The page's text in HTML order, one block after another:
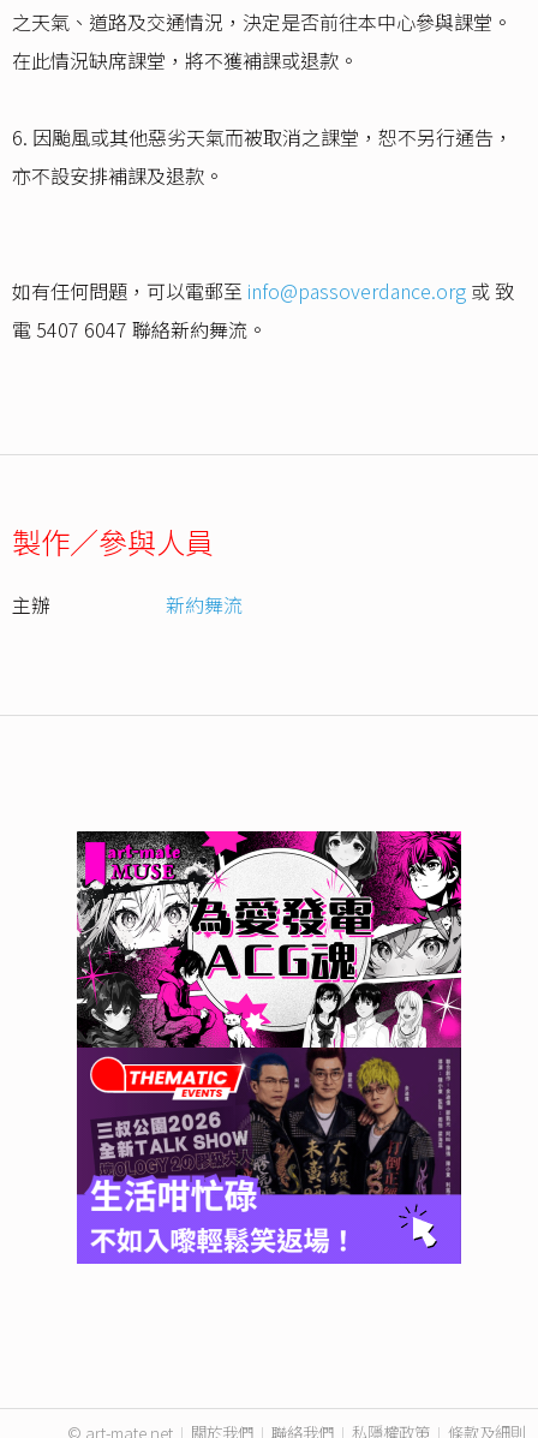
之天氣、道路及交通情況，決定是否前往本中心參與課堂。
在此情況缺席課堂，將不獲補課或退款。
6. 因颱風或其他惡劣天氣而被取消之課堂，恕不另行通告，
亦不設安排補課及退款。
如有任何問題，可以電郵至 info@passoverdance.org 或 致
電 5407 6047 聯絡新約舞流。
製作／參與人員
主辦 新約舞流
© art-mate.net | 關於我們 | 聯絡我們 | 私隱權政策 | 條款及細則